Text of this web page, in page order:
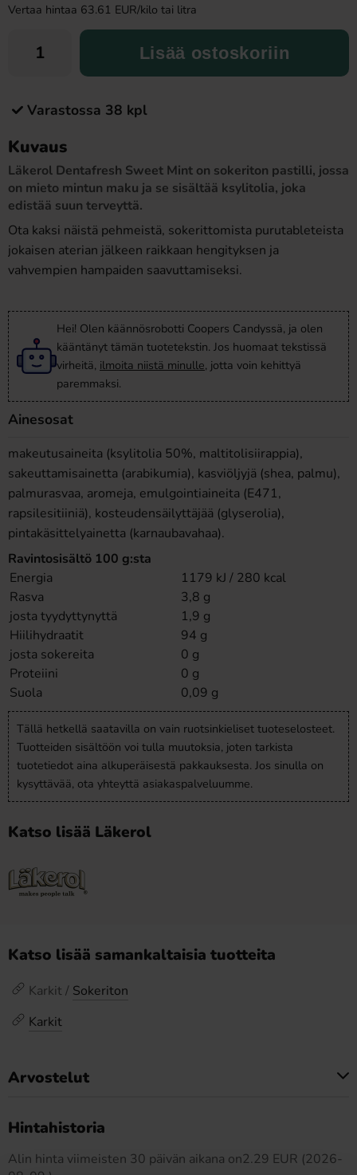
Vertaa hintaa 63.61 EUR/kilo tai litra
Lisää ostoskoriin
Varastossa 38 kpl
Kuvaus
Läkerol Dentafresh Sweet Mint on sokeriton pastilli, jossa
on mieto mintun maku ja se sisältää ksylitolia, joka
edistää suun terveyttä.
Ota kaksi näistä pehmeistä, sokerittomista purutableteista
jokaisen aterian jälkeen raikkaan hengityksen ja
vahvempien hampaiden saavuttamiseksi.
Hei! Olen käännösrobotti Coopers Candyssä, ja olen
kääntänyt tämän tuotetekstin. Jos huomaat tekstissä
virheitä, ilmoita niistä minulle, jotta voin kehittyä
paremmaksi.
Ainesosat
makeutusaineita (ksylitolia 50%, maltitolisiirappia),
sakeuttamisainetta (arabikumia), kasviöljyjä (shea, palmu),
palmurasvaa, aromeja, emulgointiaineita (E471,
rapsilesitiiniä), kosteudensäilyttäjää (glyserolia),
pintakäsittelyainetta (karnaubavahaa).
Ravintosisältö 100 g:sta
Energia
1179 kJ / 280 kcal
Rasva
3,8 g
josta tyydyttynyttä
1,9 g
Hiilihydraatit
94 g
josta sokereita
0 g
Proteiini
0 g
Suola
0,09 g
Tällä hetkellä saatavilla on vain ruotsinkieliset tuoteselosteet.
Tuotteiden sisältöön voi tulla muutoksia, joten tarkista
tuotetiedot aina alkuperäisestä pakkauksesta. Jos sinulla on
kysyttävää, ota yhteyttä asiakaspalveluumme.
Katso lisää Läkerol
Katso lisää samankaltaisia tuotteita
Karkit / Sokeriton
Karkit
Arvostelut
Hintahistoria
Alin hinta viimeisten 30 päivän aikana on2.29 EUR (2026-